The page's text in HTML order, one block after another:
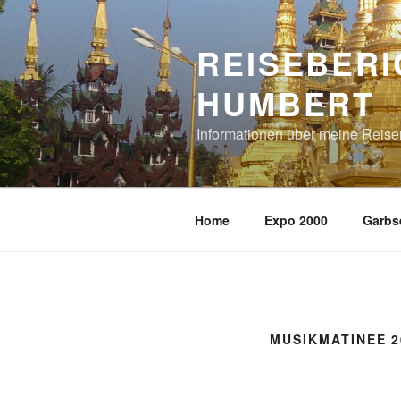
Zum
Inhalt
springen
HUMBERT
Informationen über meine
Home Expo 2000
MUSIKMATINEE